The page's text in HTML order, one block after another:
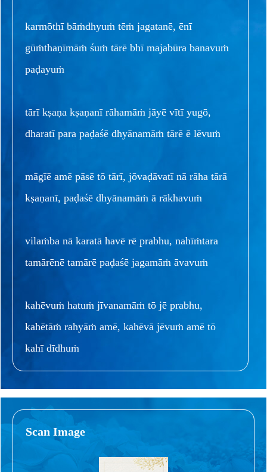
karmōthī bāṁdhyuṁ tēṁ jagatanē, ēnī
gūṁthaṇīmāṁ śuṁ tārē bhī majabūra banavuṁ
paḍayuṁ
tārī kṣaṇa kṣaṇanī rāhamāṁ jāyē vītī yugō,
dharatī para paḍaśē dhyānamāṁ tārē ē lēvuṁ
māgīē amē pāsē tō tārī, jōvaḍāvatī nā rāha tārā
kṣaṇanī, paḍaśē dhyānamāṁ ā rākhavuṁ
vilaṁba nā karatā havē rē prabhu, nahīṁtara
tamārēnē tamārē paḍaśē jagamāṁ āvavuṁ
kahēvuṁ hatuṁ jīvanamāṁ tō jē prabhu,
kahētāṁ rahyāṁ amē, kahēvā jēvuṁ amē tō
kahī dīdhuṁ
Scan Image